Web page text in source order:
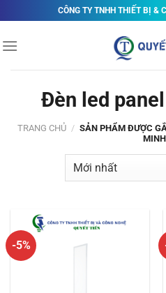
to
content
CÔNG TY TNHH THIẾT BỊ &
Đèn led
TRANG CHỦ / SẢN PHẨM ĐƯỢC
-5%